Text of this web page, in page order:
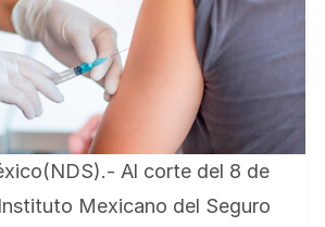
Al corte del 8 de
Mexicano del Seguro